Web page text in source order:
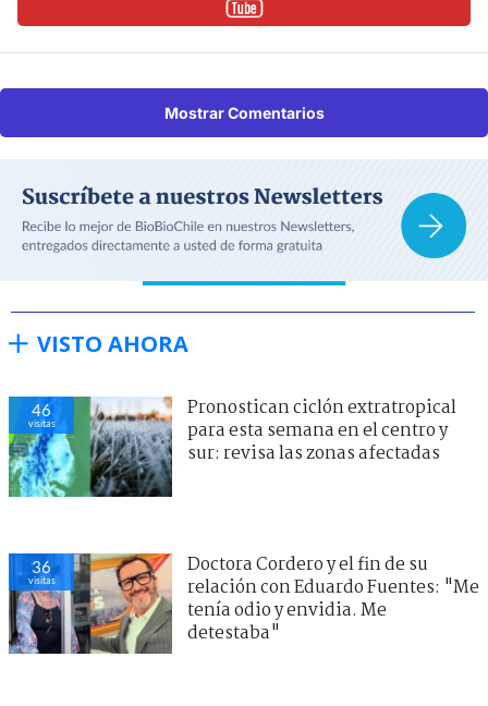
Mostrar Comentarios
VISTO AHORA
46
visitas
Pronostican ciclón extratropical
para esta semana en el centro y
sur: revisa las zonas afectadas
36
visitas
Doctora Cordero y el fin de su
relación con Eduardo Fuentes: "Me
tenía odio y envidia. Me
detestaba"